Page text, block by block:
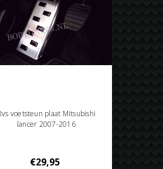
voetsteun plaat Mitsubishi
lancer 2007-2016
€29,95